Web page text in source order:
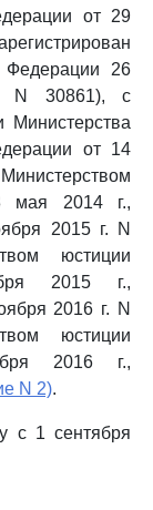
от 29
Федерации 26
N 30861), с
Министерства
от 14
мая 2014 г.,
2015 г. N
юстиции
2015 г.,
2016 г. N
юстиции
2016 г.,
N 2).
с 1 сентября